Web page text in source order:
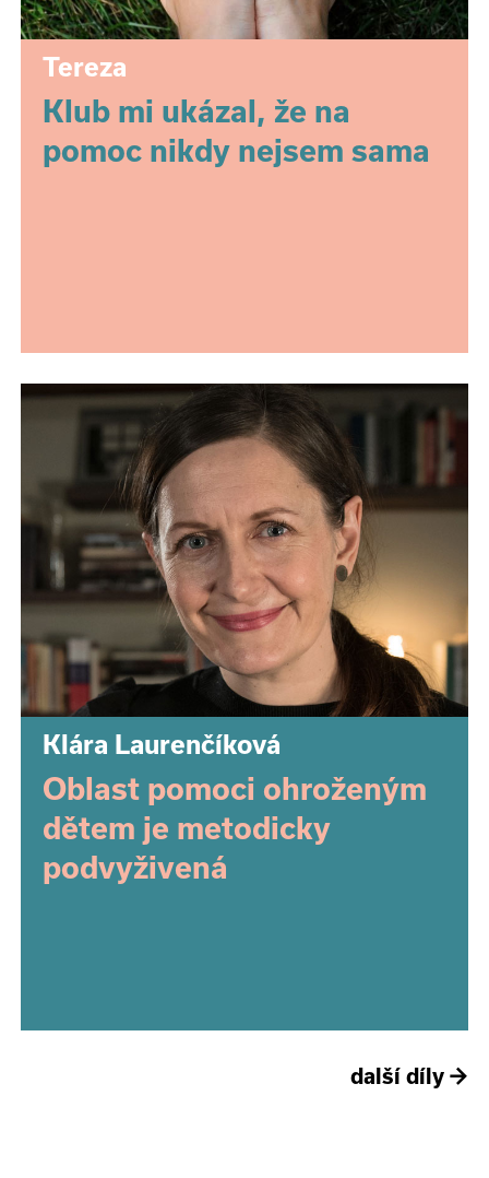
Tereza
Klub mi ukázal, že na
pomoc nikdy nejsem sama
Klára Laurenčíková
Oblast pomoci ohroženým
dětem je metodicky
podvyživená
další díly →